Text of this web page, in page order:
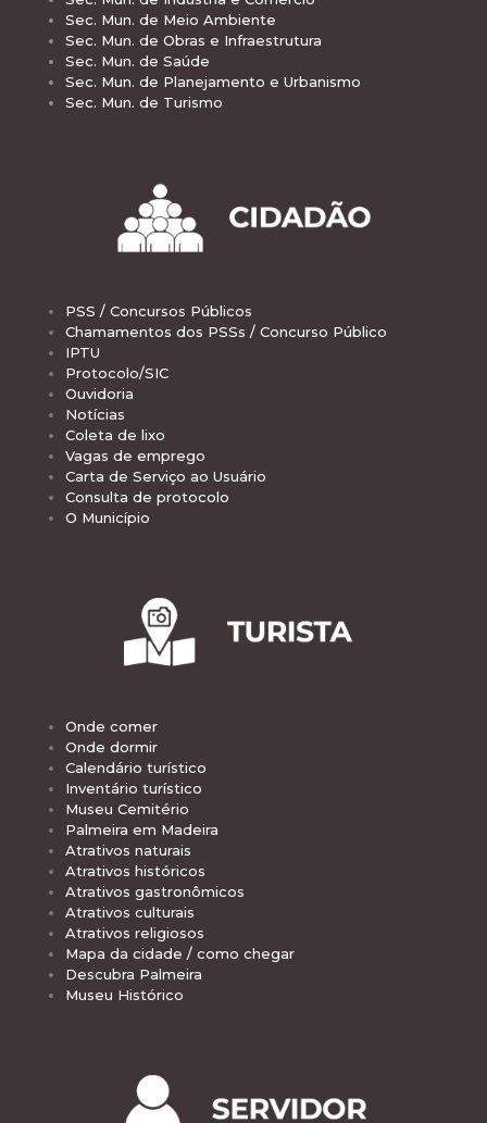
Sec. Mun. de Meio Ambiente
Sec. Mun. de Obras e Infraestrutura
Sec. Mun. de Saúde
Sec. Mun. de Planejamento e Urbanismo
Sec. Mun. de Turismo
PSS / Concursos Públicos
Chamamentos dos PSSs / Concurso Público
IPTU
Protocolo/SIC
Ouvidoria
Notícias
Coleta de lixo
Vagas de emprego
Carta de Serviço ao Usuário
Consulta de protocolo
O Município
Onde comer
Onde dormir
Calendário turístico
Inventário turístico
Museu Cemitério
Palmeira em Madeira
Atrativos naturais
Atrativos históricos
Atrativos gastronômicos
Atrativos culturais
Atrativos religiosos
Mapa da cidade / como chegar
Descubra Palmeira
Museu Histórico